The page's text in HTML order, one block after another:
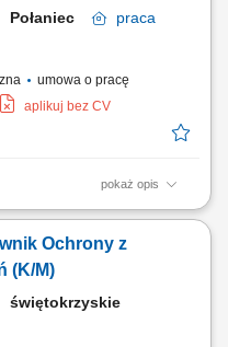
Połaniec
praca
umowa o pracę
aplikuj bez CV
pokaż opis
ruchu pojazdów;
Ochrony z
(K/M)
świętokrzyskie